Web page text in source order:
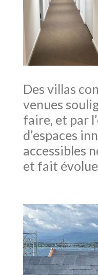
Des villas
venues
faire, et par
d’espaces
accessibles
et fait